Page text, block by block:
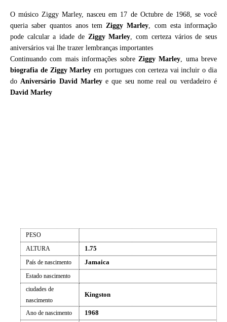
O músico Ziggy Marley, nasceu em 17 de Octubre de 1968, se você
queria saber quantos anos temZiggy Marley, com esta informação
pode calcular a idade de Ziggy Marley, com certeza vários de seus
aniversários vai lhe trazer lembranças importantes
Continuando com mais informações sobre Ziggy Marley, uma breve
biografia de Ziggy Marley em portugues con certeza vai incluir o dia
doAniversário David Marleye que seu nome real ou verdadeiro é
David Marley
PESO
ALTURA
1.75
País de nascimento Jamaica
Estado nascimento
ciudades de
nascimento
Kingston
Ano de nascimento 1968